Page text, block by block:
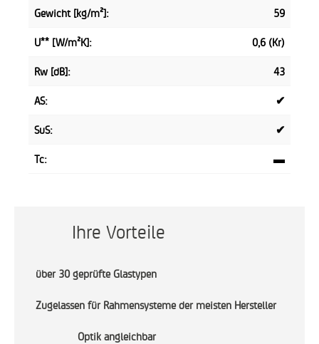
Gewicht [kg/m²]:
59
U** [W/m²K]:
0,6 (Kr)
Rw [dB]:
43
AS:
✔
SuS:
✔
Tc:
▬
Ihre Vorteile
über 30 geprüfte Glastypen
Zugelassen für Rahmensysteme der meisten Hersteller
Optik angleichbar